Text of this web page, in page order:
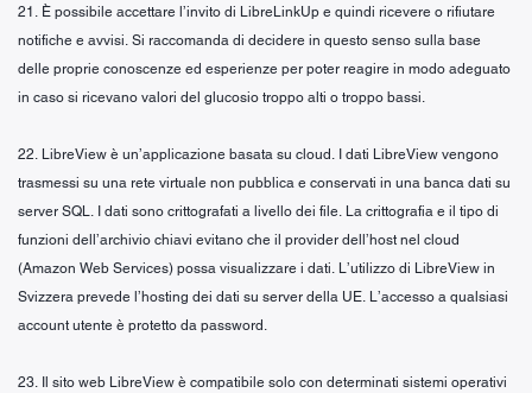
21. È possibile accettare l’invito di LibreLinkUp e quindi ricevere o rifiutare
notifiche e avvisi. Si raccomanda di decidere in questo senso sulla base
delle proprie conoscenze ed esperienze per poter reagire in modo adeguato
in caso si ricevano valori del glucosio troppo alti o troppo bassi.
22. LibreView è un’applicazione basata su cloud. I dati LibreView vengono
trasmessi su una rete virtuale non pubblica e conservati in una banca dati su
server SQL. I dati sono crittografati a livello dei file. La crittografia e il tipo di
funzioni dell’archivio chiavi evitano che il provider dell’host nel cloud
(Amazon Web Services) possa visualizzare i dati. L’utilizzo di LibreView in
Svizzera prevede l’hosting dei dati su server della UE. L’accesso a qualsiasi
account utente è protetto da password.
23. Il sito web LibreView è compatibile solo con determinati sistemi operativi